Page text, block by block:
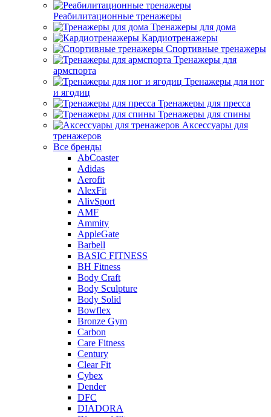
Реабилитационные тренажеры
Тренажеры для дома
Кардиотренажеры
Спортивные тренажеры
Тренажеры для
армспорта
Тренажеры для ног
и ягодиц
Тренажеры для пресса
Тренажеры для спины
Аксессуары для
тренажеров
Все бренды
AbCoaster
Adidas
Aerofit
AlexFit
AlivSport
AMF
Ammity
AppleGate
Barbell
BASIC FITNESS
BH Fitness
Body Craft
Body Sculpture
Body Solid
Bowflex
Bronze Gym
Carbon
Care Fitness
Century
Clear Fit
Cybex
Dender
DFC
DIADORA